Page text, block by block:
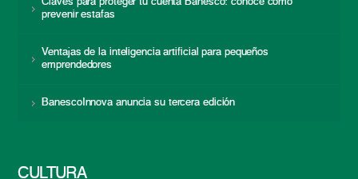
Claves para proteger tu cuenta Banesco: conoce cómo
prevenir estafas
Ventajas de la inteligencia artificial para pequeños
emprendedores
BanescoInnova anuncia su tercera edición
CULTURA